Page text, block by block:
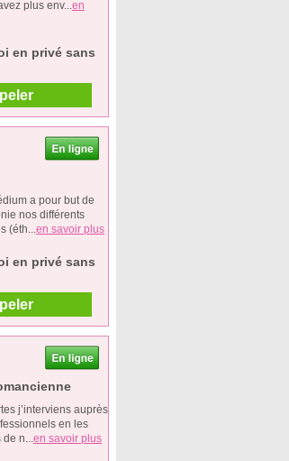
plus env...en
en privé sans
a pour but de
nos différents
(éth...en savoir plus
en privé sans
j’interviens auprès
en les
de n...en savoir plus